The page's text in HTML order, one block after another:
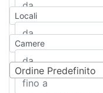
Attico/Mansarda
Rustico/Casale
Camera d'Albergo
Multiproprietà
Locali
Camere
Ordine Predefinito